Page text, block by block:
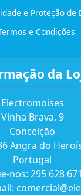
e Proteção de
e Condições
da
Electromoises
Vinha Brava, 9
Conceição
Angra do
Portugal
nos: 295 628 671